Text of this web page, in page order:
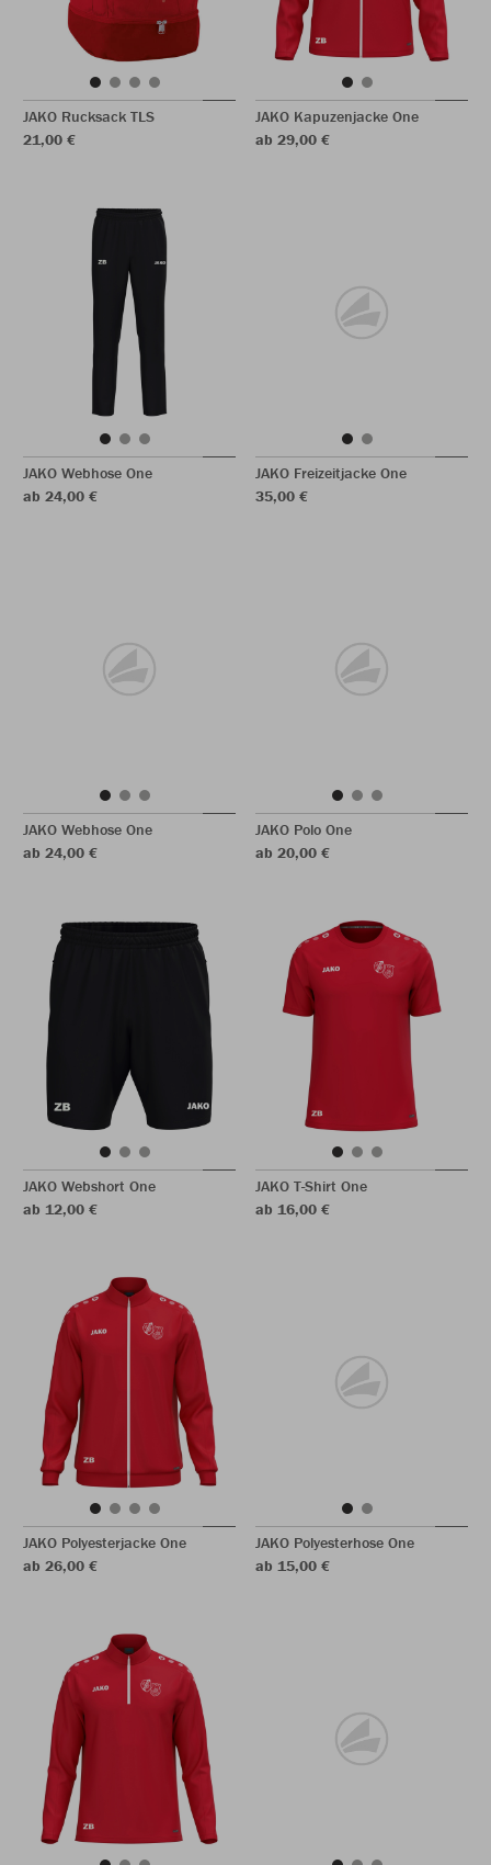
JAKO Rucksack TLS
21,00 €
JAKO Kapuzenjacke One
ab 29,00 €
JAKO Webhose One
ab 24,00 €
JAKO Freizeitjacke One
35,00 €
JAKO Webhose One
ab 24,00 €
JAKO Polo One
ab 20,00 €
JAKO Webshort One
ab 12,00 €
JAKO T-Shirt One
ab 16,00 €
JAKO Polyesterjacke One
ab 26,00 €
JAKO Polyesterhose One
ab 15,00 €